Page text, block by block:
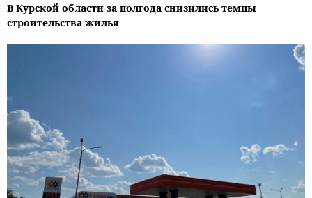
В Курской области за полгода снизились темпы
строительства жилья